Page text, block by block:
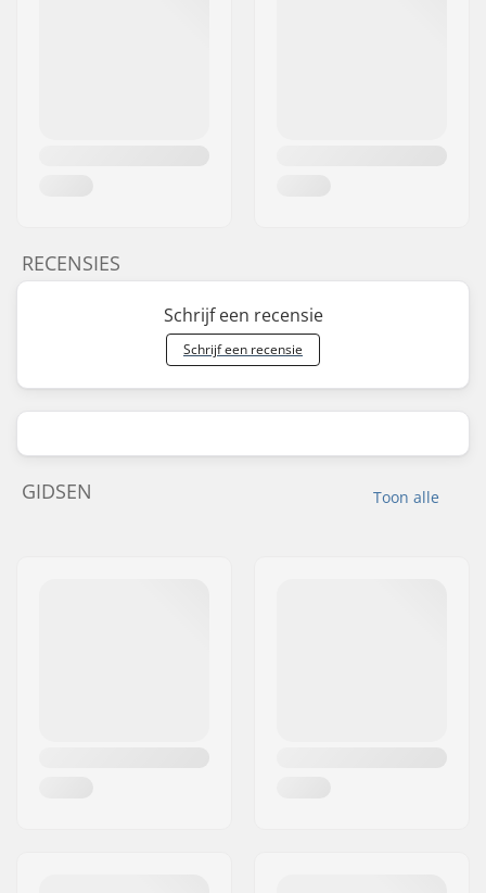
RECENSIES
Schrijf een recensie
Schrijf een recensie
Toon alle
GIDSEN